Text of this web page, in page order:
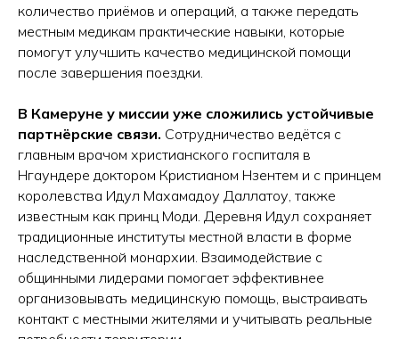
количество приёмов и операций, а также передать
местным медикам практические навыки, которые
помогут улучшить качество медицинской помощи
после завершения поездки.
В Камеруне у миссии уже сложились устойчивые
партнёрские связи. Сотрудничество ведётся с
главным врачом христианского госпиталя в
Нгаундере доктором Кристианом Нзентем и с принцем
королевства Идул Махамадоу Даллатоу, также
известным как принц Моди. Деревня Идул сохраняет
традиционные институты местной власти в форме
наследственной монархии. Взаимодействие с
общинными лидерами помогает эффективнее
организовывать медицинскую помощь, выстраивать
контакт с местными жителями и учитывать реальные